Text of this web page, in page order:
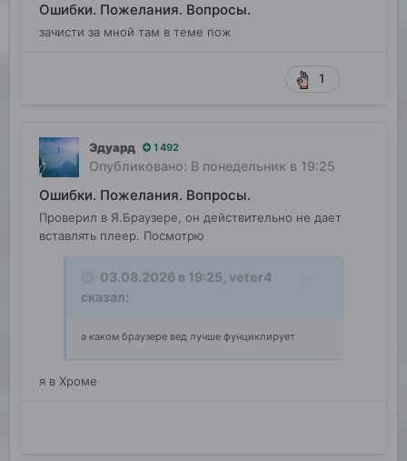
Ошибки. Пожелания. Вопросы.
зачисти за мной там в теме пож
1
Эдуард 1 492
Опубликовано: В понедельник в 19:25
Ошибки. Пожелания. Вопросы.
Проверил в Я.Браузере, он действительно не дает
вставлять плеер. Посмотрю
03.08.2026 в 19:25, veter4
сказал:
а каком браузере вед лучше фунциклирует
я в Хроме